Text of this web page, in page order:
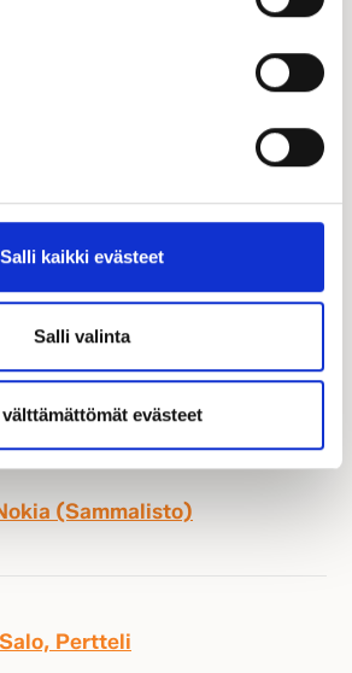
Salli kaikki evästeet
Salli valinta
välttämättömät evästeet
(Sammalisto)
Pertteli